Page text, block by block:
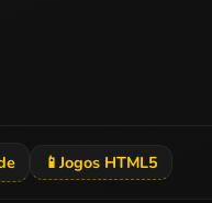
📱 Jogos HTML5